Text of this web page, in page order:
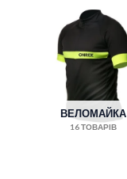
ВЕЛОМАЙКА
16 ТОВАРІВ